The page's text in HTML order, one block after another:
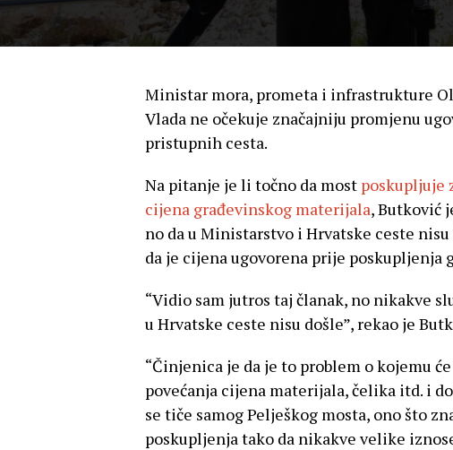
Ministar mora, prometa i infrastrukture
Vlada ne očekuje značajniju promjenu
pristupnih cesta.
Na pitanje je li točno da most poskupljuje
cijena građevinskog materijala, Butković
no da u Ministarstvo i Hrvatske ceste
da je cijena ugovorena prije poskupljenja
“Vidio sam jutros taj članak, no nikakve
u Hrvatske ceste nisu došle”, rekao je
“Činjenica je da je to problem o kojemu
povećanja cijena materijala, čelika itd. i
se tiče samog Pelješkog mosta, ono što
poskupljenja tako da nikakve velike